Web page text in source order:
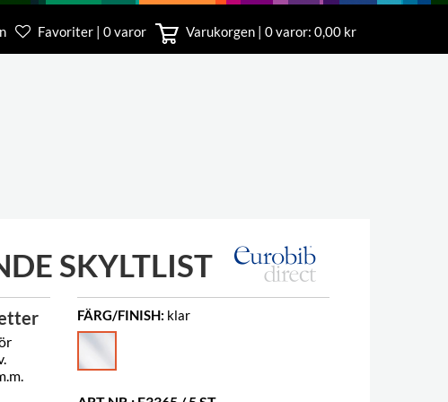
Favoriter | 0 varor Varukorgen | 0varor: 0,00 kr
31 18 00
SKYLTLIST
FÄRG/FINISH: klar